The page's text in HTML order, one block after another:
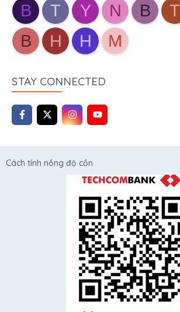
B T Y N B T
B
H H M
STAY CONNECTED
Cách tính nồng độ cồn